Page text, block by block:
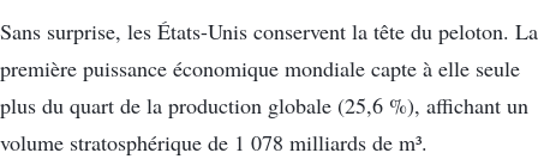
Sans surprise, les États-Unis conservent la tête du peloton. La
première puissance économique mondiale capte à elle seule
plus du quart de la production globale (25,6 %), affichant un
volume stratosphérique de 1 078 milliards de m³.